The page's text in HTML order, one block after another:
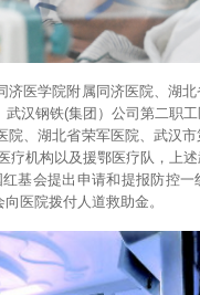
医学院附属同济医院、湖
汉钢铁(集团）公司第二职
、湖北省荣军医院、武汉
机构以及援鄂医疗队，上
基会提出申请和提报防控一
医院拨付人道救助金。